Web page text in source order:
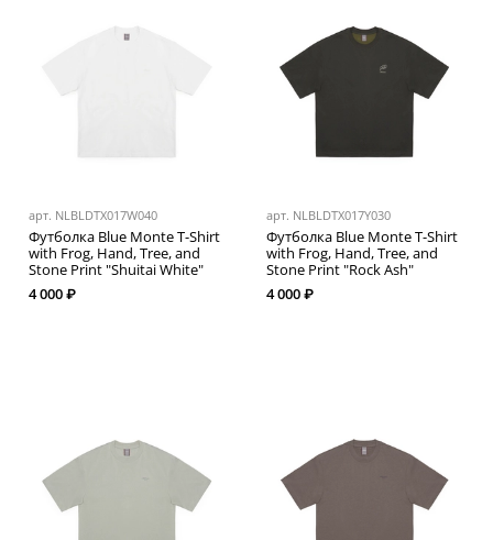
арт. NLBLDTX017W040
Футболка Blue Monte T-Shirt
with Frog, Hand, Tree, and
Stone Print "Shuitai White"
4 000 ₽
арт. NLBLDTX017Y030
Футболка Blue Monte T-Shirt
with Frog, Hand, Tree, and
Stone Print "Rock Ash"
4 000 ₽